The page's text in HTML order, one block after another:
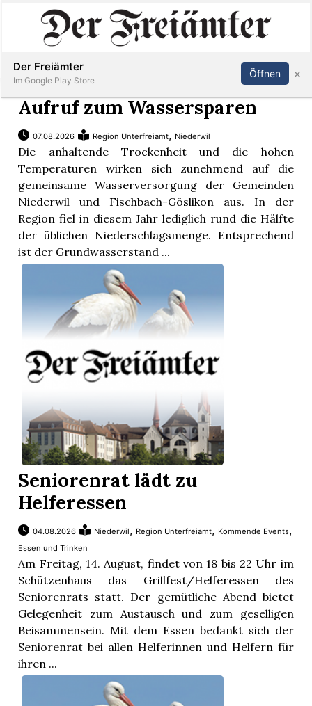
Immobilien
Veranstaltungen
Stellen
E-
Newsletter
Inserieren Abonnieren Anmelden
Aufruf zum Wassersparen
07.08.2026 Region Unterfreiamt, Niederwil
Die anhaltende Trockenheit und die hohen
Temperaturen wirken sich zunehmend auf die
gemeinsame Wasserversorgung der Gemeinden
Niederwil und Fischbach-Göslikon aus. In der
Region fiel in diesem Jahr lediglich rund die Hälfte
der üblichen Niederschlagsmenge. Entsprechend
ist der Grundwasserstand ...
Seniorenrat lädt zu
Helferessen
04.08.2026 Niederwil, Region Unterfreiamt, Kommende Events,
Essen und Trinken
Am Freitag, 14. August, findet von 18 bis 22 Uhr im
Schützenhaus das Grillfest/Helferessen des
Seniorenrats statt. Der gemütliche Abend bietet
Gelegenheit zum Austausch und zum geselligen
Beisammensein. Mit dem Essen bedankt sich der
Seniorenrat bei allen Helferinnen und Helfern für
ihren ...
Der Freiämter
Im Google Play Store
Öffnen ×